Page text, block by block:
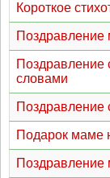
Короткое
Поздравление
Поздравление
словами
Поздравление
Подарок маме
Поздравление